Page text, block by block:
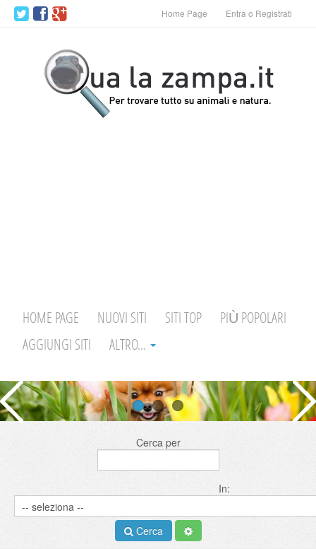
Home Page Entra o Registrati
HOME PAGE NUOVI SITI SITI TOP
PIÙ POPOLARI
AGGIUNGI SITI
ALTRO...
Cerca per
In:
Cerca